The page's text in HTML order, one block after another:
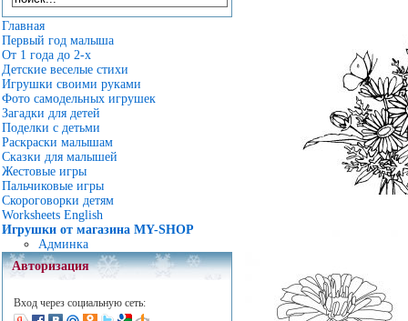
Главная
Первый год малыша
От 1 года до 2-х
Детские веселые стихи
Игрушки своими руками
Фото самодельных игрушек
Загадки для детей
Поделки с детьми
Раскраски малышам
Сказки для малышей
Жестовые игры
Пальчиковые игры
Скороговорки детям
Worksheets English
Игрушки от магазина MY-SHOP
Админка
Авторизация
Вход через социальную сеть: